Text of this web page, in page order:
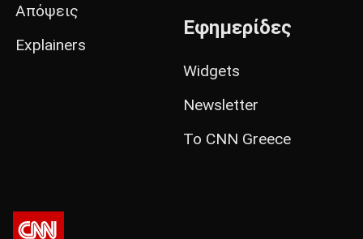
Απόψεις
Explainers
Εφημερίδες
Widgets
Newsletter
Το CNN Greece